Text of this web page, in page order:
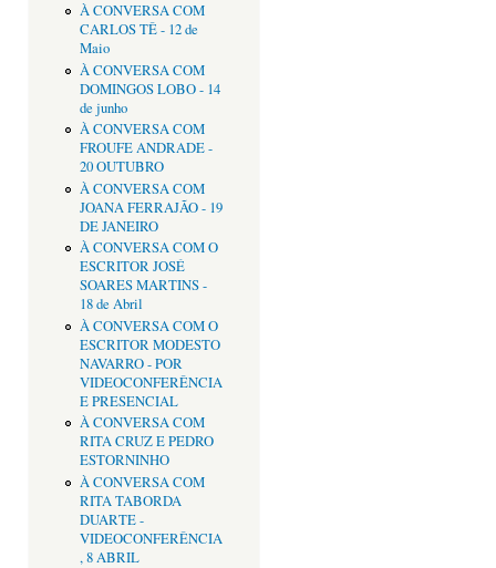
À CONVERSA COM
CARLOS TÊ - 12 de
Maio
À CONVERSA COM
DOMINGOS LOBO - 14
de junho
À CONVERSA COM
FROUFE ANDRADE -
20 OUTUBRO
À CONVERSA COM
JOANA FERRAJÃO - 19
DE JANEIRO
À CONVERSA COM O
ESCRITOR JOSÉ
SOARES MARTINS -
18 de Abril
À CONVERSA COM O
ESCRITOR MODESTO
NAVARRO - POR
VIDEOCONFERÊNCIA
E PRESENCIAL
À CONVERSA COM
RITA CRUZ E PEDRO
ESTORNINHO
À CONVERSA COM
RITA TABORDA
DUARTE -
VIDEOCONFERÊNCIA
, 8 ABRIL